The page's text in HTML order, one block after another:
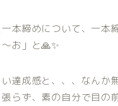
本締めについて、一本
お」と🙏✨
達成感と、、、なんか
らず、素の自分で目の